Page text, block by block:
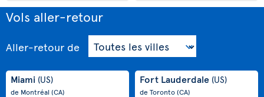
Vols aller-retour
Aller-retour de
Miami (US)
de Montréal(CA)
Fort Lauderdale (US)
de Toronto(CA)